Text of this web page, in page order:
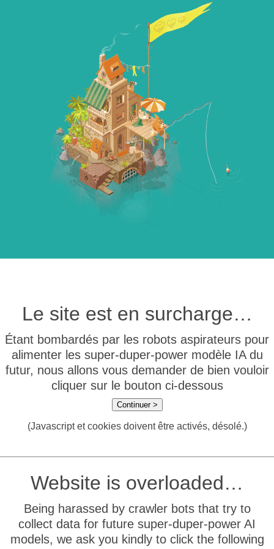
Le site est en surcharge…
Étant bombardés par les robots aspirateurs pour
alimenter les super-duper-power modèle IA du
futur, nous allons vous demander de bien vouloir
cliquer sur le bouton ci-dessous
Continuer >
(Javascript et cookies doivent être activés, désolé.)
Website is overloaded…
Being harassed by crawler bots that try to
collect data for future super-duper-power AI
models, we ask you kindly to click the following